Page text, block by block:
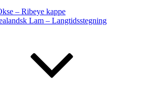
– Ribeye kappe
Lam – Langtidsstegning